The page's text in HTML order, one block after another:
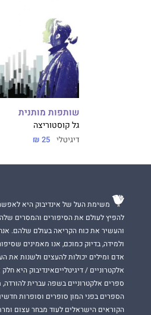
שותפות מותנית
גל קוסטוריצה
דיגיטלי 25 ₪
משימת העל של אינדיבוק היא
להפיץ לעולם את הסיפורים והמסרים
והעשיר את כוח הקריאה בעולם שלהם.
ולמידה, בדיוק כמוכם, אנו מאמינים
אדם ומילים יכולות להעצים ולשנות את
אלקטרוניים / דיגיטלייםאינדיבוק היא
ספרים אלקטרוניים בשפה עברית
הספרים בפני המון סופרים וסופרות
הקוראים הישראלים לעוד מבחר עצום